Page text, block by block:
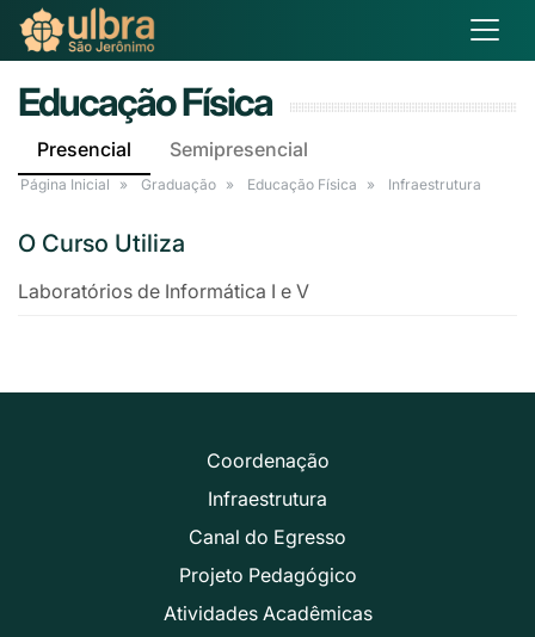
Educação Física
Presencial Semipresencial
Página Inicial Graduação Educação Física Infraestrutura
O Curso Utiliza
Laboratórios de Informática I e V
Coordenação
Infraestrutura
Canal do Egresso
Projeto Pedagógico
Atividades Acadêmicas